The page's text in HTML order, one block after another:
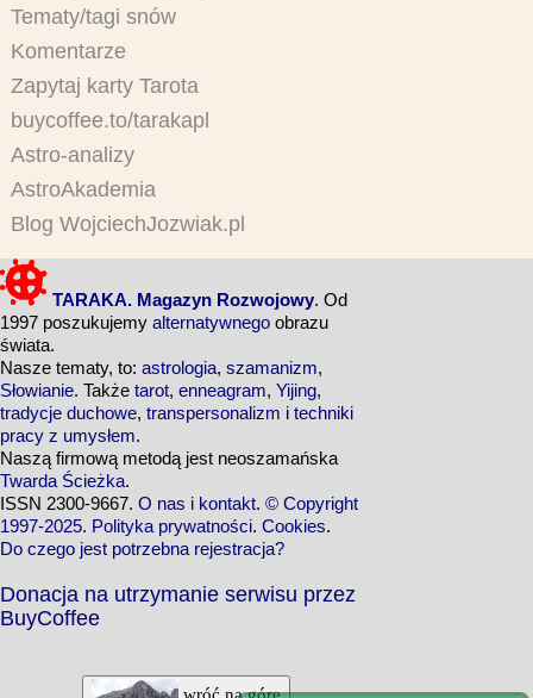
Tematy/tagi snów
Komentarze
Zapytaj karty Tarota
buycoffee.to/tarakapl
Astro-analizy
AstroAkademia
Blog WojciechJozwiak.pl
TARAKA. Magazyn Rozwojowy. Od
1997 poszukujemy alternatywnego obrazu
świata.
Nasze tematy, to: astrologia, szamanizm,
Słowianie. Także tarot, enneagram, Yijing,
tradycje duchowe, transpersonalizm i techniki
pracy z umysłem.
Naszą firmową metodą jest neoszamańska
Twarda Ścieżka.
ISSN 2300-9667. O nas i kontakt. © Copyright
1997-2025. Polityka prywatności. Cookies.
Do czego jest potrzebna rejestracja?
Donacja na utrzymanie serwisu przez
BuyCoffee